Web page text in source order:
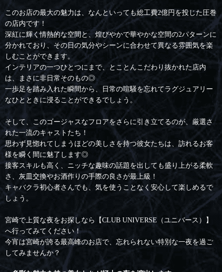
このお店の最大の魅力は、なんといっても総工費2億円を投じた圧巻
の店内です！
深紅に輝く情熱的な空間と、煌びやかで華やかな空間の2パターンに
分かれており、その日の気分やシーンに合わせて異なる雰囲気を楽
しむことができます。
インテリアの一つひとつにまで、とことんこだわり抜かれた店内
は、まさに非日常そのもの◎
一歩足を踏み入れた瞬間から、日常の喧騒を忘れてラグジュアリー
なひとときに浸ることができるでしょう。
そして、このゴージャスなフロアをさらに引き立てるのが、厳選さ
れた一流のキャストたち！
思わず見惚れてしまうほどの美しさを持つ彼女たちは、訪れるお客
様を瞬く間に魅了します◎
接客スキルも高く、ニッチな趣味の話題を出しても盛り上がる柔軟
さ、灰皿交換やお酒作りの手際の良さが最上級！
キャバクラ初心者さんでも、気を使うことなく安心して楽しめるで
しょう。
宮崎で上質な夜をお探しなら【CLUB UNIVERSE（ユニバース）】
へ行ってみてください！
今宵は宮崎が誇る最高峰のお店で、忘れられない特別な一夜を過ご
してみませんか？